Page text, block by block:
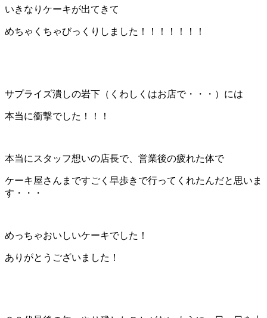
いきなりケーキが出てきて
めちゃくちゃびっくりしました！！！！！！！
サプライズ潰しの岩下（くわしくはお店で・・・）には
本当に衝撃でした！！！
本当にスタッフ想いの店長で、営業後の疲れた体で
ケーキ屋さんまですごく早歩きで行ってくれたんだと思いま
す・・・
めっちゃおいしいケーキでした！
ありがとうございました！